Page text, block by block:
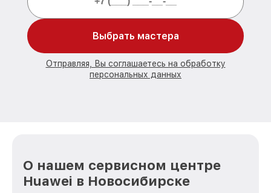
Выбрать мастера
Отправляя, Вы соглашаетесь на обработку
персональных данных
О нашем сервисном центре
Huawei в Новосибирске